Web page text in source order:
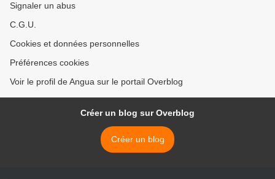
Signaler un abus
C.G.U.
Cookies et données personnelles
Préférences cookies
Voir le profil de Angua sur le portail Overblog
Créer un blog sur Overblog
Créer un blog